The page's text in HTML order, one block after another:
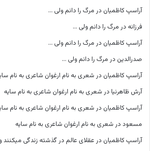
آراسپ کاظمیان در مرگ را دانم ولی …
فرزانه در مرگ را دانم ولی …
آراسپ کاظمیان در مرگ را دانم ولی …
صدرالدین در مرگ را دانم ولی …
آراسپ کاظمیان در شعری به نام ارغوان شاعری به نام
آرش ظاهرنیا در شعری به نام ارغوان شاعری به نام سایه
آراسپ کاظمیان در شعری به نام ارغوان شاعری به نام
مسعود در شعری به نام ارغوان شاعری به نام سایه
آراسپ کاظمیان در عقلای عالم در گذشته زندگی میکنند